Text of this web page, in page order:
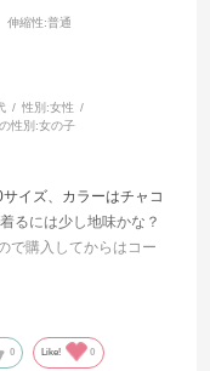
伸縮性:普通
性別:女性
性別:女の子
イズ、カラーはチャコ
るには少し地味かな？
で購入してからはコー
フリルの部分も可愛ら
0 Like! 0